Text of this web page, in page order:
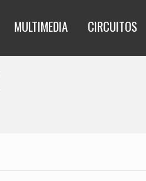
MULTIMEDIA CIRCUITOS